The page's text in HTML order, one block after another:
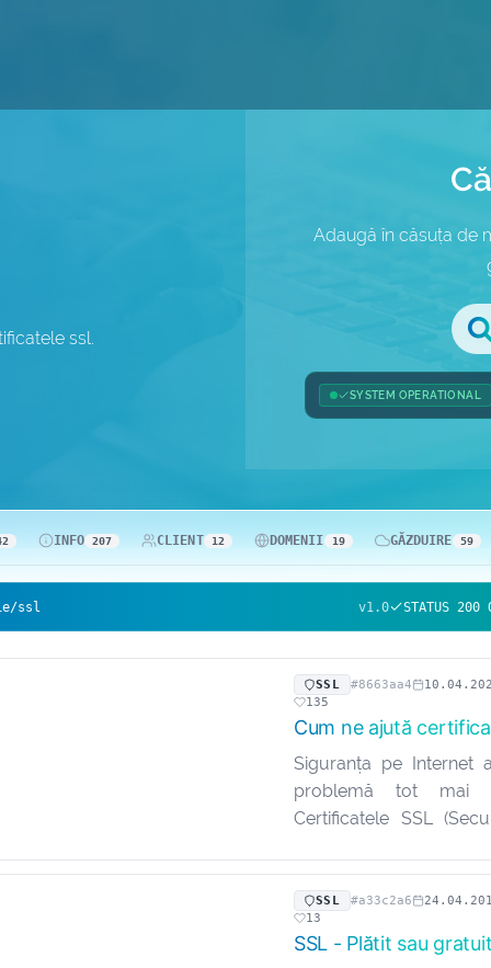
ssl.
Adaugă în căsuța de
SYSTEM OPERATIONAL
INFO 207 CLIENT 12 DOMENII 19 GĂZDUIRE 59
ssl v1.0 STATUS 200
SSL #8663aa4
135
Cum ne ajută
Siguranța pe Internet
problemă tot mai
Certificatele SSL
asigurarea acesteia. În
vom discuta
certificatele SSL și de…
SSL #a33c2a6
13
SSL - Plătit sau